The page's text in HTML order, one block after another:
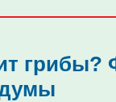
грибы?